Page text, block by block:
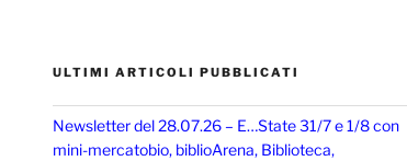
ULTIMI ARTICOLI PUBBLICATI
Newsletter del 28.07.26 – E…State 31/7 e 1/8 con
mini-mercatobio, biblioArena, Biblioteca,